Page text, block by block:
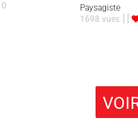
0
Paysagiste
1698 vues